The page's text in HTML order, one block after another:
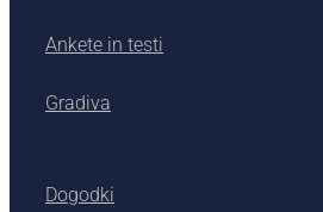
Ankete in testi
Gradiva
Dogodki